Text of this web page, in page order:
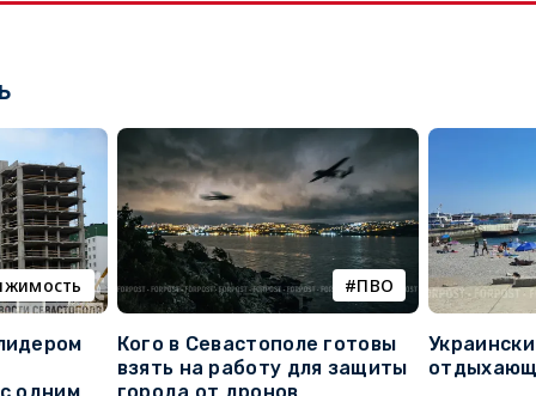
ПВО
Кого в Севастополе готовы
взять на работу для защиты